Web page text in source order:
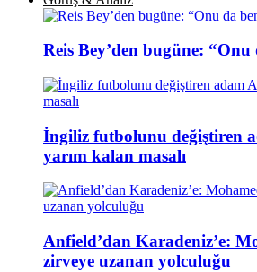
Reis Bey’den bugüne: “Onu
İngiliz futbolunu değiştiren
yarım kalan masalı
Anfield’dan Karadeniz’e:
zirveye uzanan yolculuğu